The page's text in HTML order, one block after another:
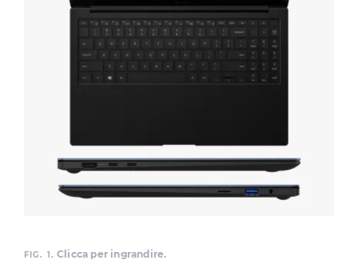
FIG. 1. Clicca per ingrandire.